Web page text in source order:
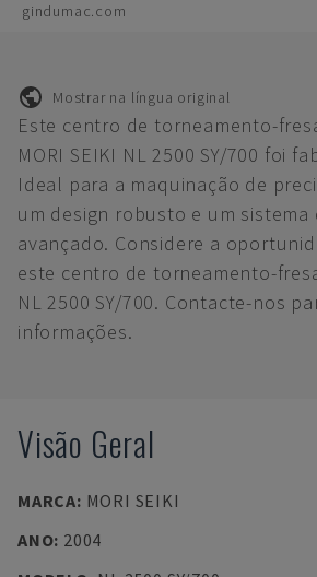
gindumac.com
Mostrar na língua original
Este centro de torneamento-
MORI SEIKI NL 2500 SY/700 foi
Ideal para a maquinação de
um design robusto e um
avançado. Considere a
este centro de torneamento-
NL 2500 SY/700. Contacte-nos
informações.
Visão Geral
MARCA: MORI SEIKI
ANO: 2004